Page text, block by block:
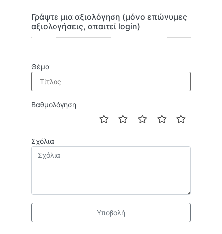
Γράψτε μια αξιολόγηση (μόνο επώνυμες
αξιολογήσεις, απαιτεί login)
Θέμα
Βαθμολόγηση
Σχόλια
Υποβολή